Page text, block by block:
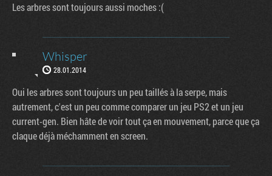
Les arbres sont toujours aussi moches :(
Whisper
28.01.2014
Oui les arbres sont toujours un peu taillés à la serpe, mais
autrement, c'est un peu comme comparer un jeu PS2 et un jeu
current-gen. Bien hâte de voir tout ça en mouvement, parce que ça
claque déjà méchamment en screen.